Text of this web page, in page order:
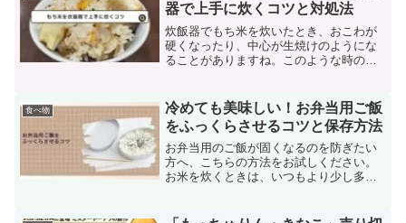
器で上手に炊くコツと対処法
炊飯器でもち米を炊いたとき、おこわが
硬くなったり、中心が生焼けのようにな
ることがありますね。このような時の対
レンジするもち米を再炊飯するか、電子
レンジで加熱する際...
食べ物
冷めても美味しい！お弁当用ご飯
をふっくらさせるコツと保存方法
お弁当用のご飯が固くなるのを防ぎたい
方へ、こちらの方法をお試しください。
お米を炊くときは、いつもより少し多め
ご飯を冷凍保存しておくと便利です。こ